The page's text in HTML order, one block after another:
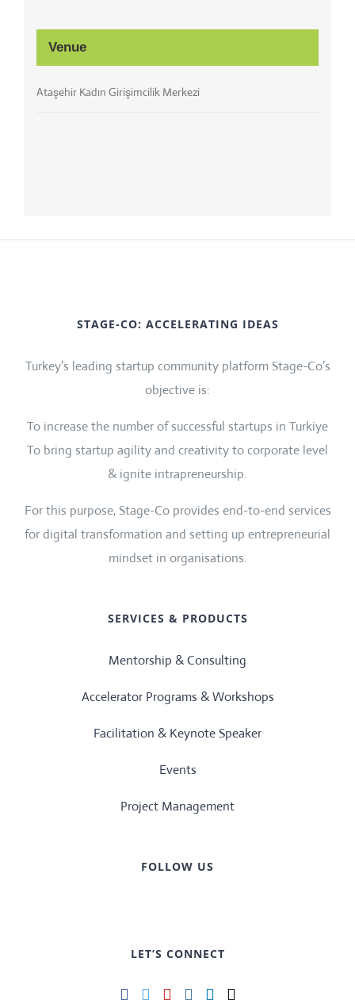
Venue
Ataşehir Kadın Girişimcilik Merkezi
STAGE-CO: ACCELERATING IDEAS
Turkey’s leading startup community platform Stage-Co’s
objective is:
To increase the number of successful startups in Turkiye
To bring startup agility and creativity to corporate level
& ignite intrapreneurship.
For this purpose, Stage-Co provides end-to-end services
for digital transformation and setting up entrepreneurial
mindset in organisations.
SERVICES & PRODUCTS
Mentorship & Consulting
Accelerator Programs & Workshops
Facilitation & Keynote Speaker
Events
Project Management
FOLLOW US
LET’S CONNECT